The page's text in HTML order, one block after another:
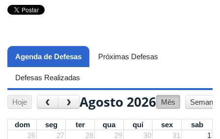
Agenda de Defesas (aba ativa)
Próximas Defesas
Defesas Realizadas
Hoje ‹ › Agosto 2026 Mês Semana
dom seg ter qua qui sex
sab
26
27 28 29 30 31 1